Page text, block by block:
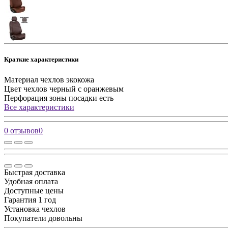
Краткие характеристики
Материал чехлов экокожа
Цвет чехлов черный с оранжевым
Перфорация зоны посадки есть
Все характеристики
0 отзывов0
Быстрая доставка
Удобная оплата
Доступные цены
Гарантия 1 год
Установка чехлов
Покупатели довольны